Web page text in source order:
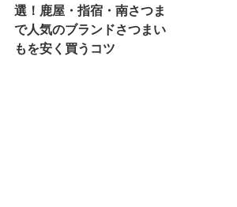
選！鹿屋・指宿・南さつま
で人気のブランドさつまい
もを安く買うコツ